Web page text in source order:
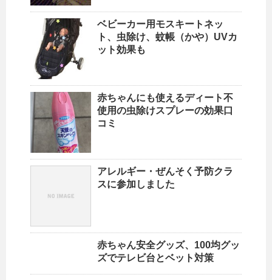
ベビーカー用モスキートネッ
ト、虫除け、蚊帳（かや）UVカ
ット効果も
赤ちゃんにも使えるディート不
使用の虫除けスプレーの効果口
コミ
アレルギー・ぜんそく予防クラ
スに参加しました
赤ちゃん安全グッズ、100均グッ
ズでテレビ台とベット対策